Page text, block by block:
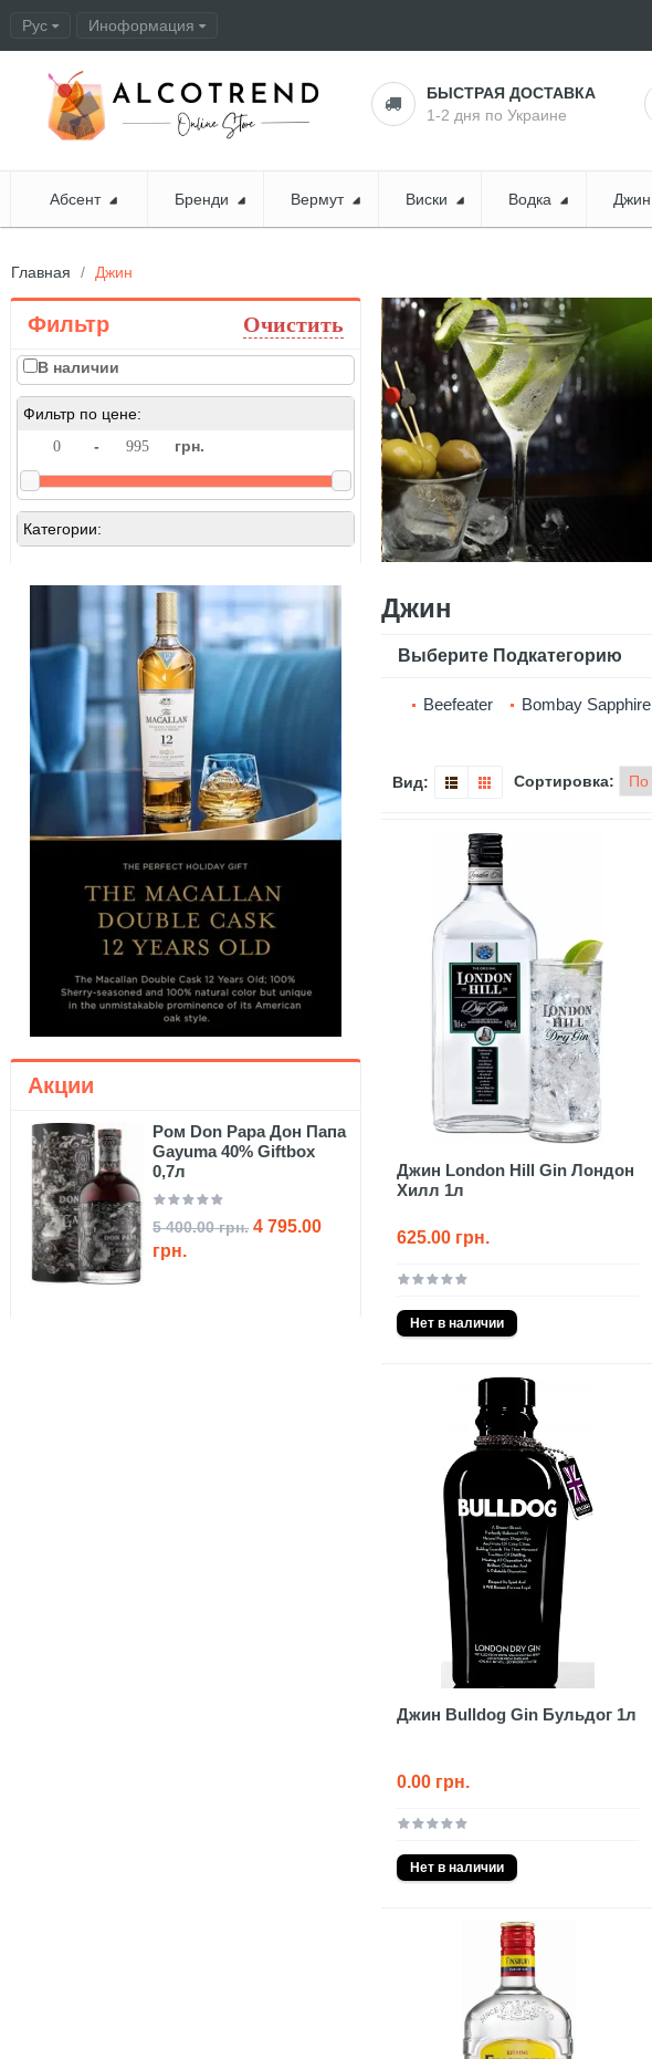
Рус Иноформация
БЫСТРАЯ ДОСТАВКА
1-2 дня по Украине
Абсент Бренди Вермут Виски Водка Джин
Главная Джин
Фильтр Очистить
В наличии
Фильтр по цене:
-
грн.
Категории:
Акции
Ром Don Papa Дон Папа
Gayuma 40% Giftbox
0,7л
5 400.00 грн. 4 795.00
грн.
Джин
Выберите Подкатегорию
Beefeater Bombay Sapphire
Вид: Сортировка:
Джин London Hill Gin Лондон
Хилл 1л
625.00 грн.
Джин Bulldog Gin Бульдог 1л
0.00 грн.